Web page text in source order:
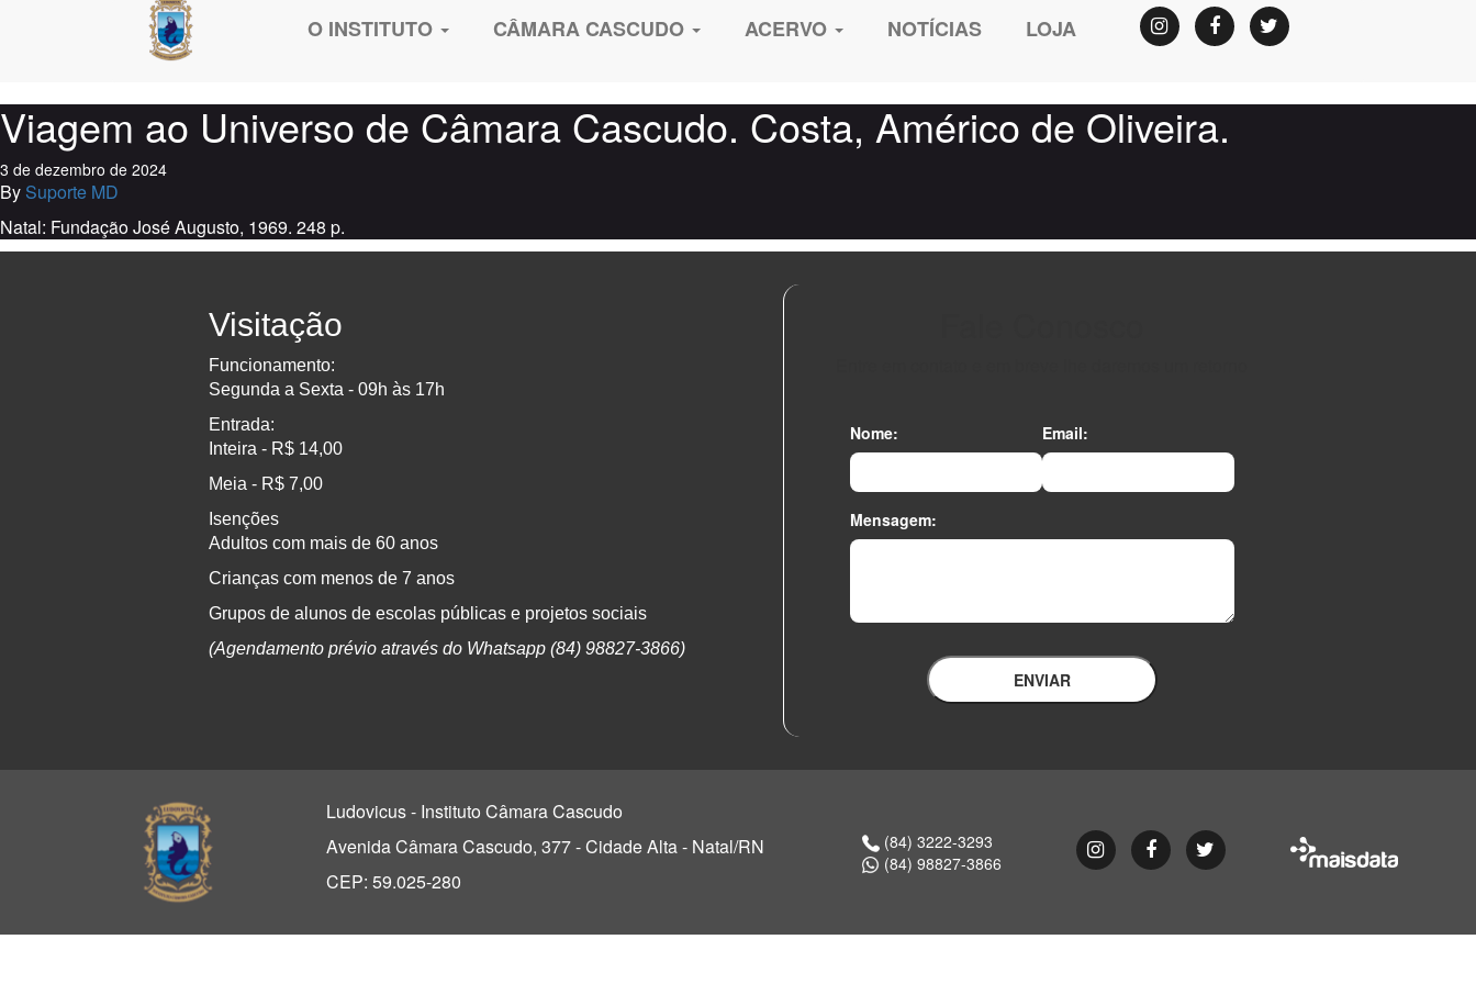
O INSTITUTO CÂMARA CASCUDO ACERVO NOTÍCIAS LOJA InstagramFacebookTwitter
Viagem ao Universo de Câmara Cascudo. Costa, Américo de Oliveira.
3 de dezembro de 2024
By Suporte MD
Natal: Fundação José Augusto, 1969. 248 p.
Visitação
Funcionamento:
Segunda a Sexta - 09h às 17h
Entrada:
Inteira - R$ 14,00
Meia - R$ 7,00
Isenções
Adultos com mais de 60 anos
Crianças com menos de 7 anos
Grupos de alunos de escolas públicas e projetos sociais
(Agendamento prévio através do Whatsapp (84) 98827-3866)
Nome: Email:
Mensagem:
ENVIAR
Ludovicus - Instituto Câmara Cascudo
Avenida Câmara Cascudo, 377 - Cidade Alta - Natal/RN
CEP: 59.025-280
(84) 3222-3293
(84) 98827-3866
InstagramFacebookTwitter